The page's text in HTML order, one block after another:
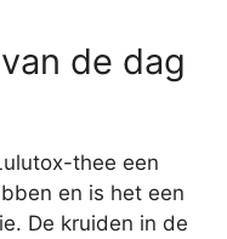
de dag
thee een
en is het een
De kruiden in de